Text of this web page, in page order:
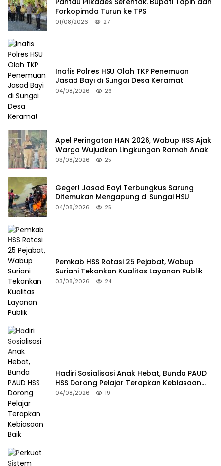
Forkopimda Turun ke TPS
01/08/2026 27
Inafis Polres HSU Olah TKP Penemuan
Jasad Bayi di Sungai Desa Keramat
04/08/2026 26
Apel Peringatan HAN 2026, Wabup HSS Ajak
Warga Wujudkan Lingkungan Ramah Anak
03/08/2026 25
Geger! Jasad Bayi Terbungkus Sarung
Ditemukan Mengapung di Sungai HSU
04/08/2026 25
Pemkab HSS Rotasi 25 Pejabat, Wabup
Suriani Tekankan Kualitas Layanan Publik
03/08/2026 24
Hadiri Sosialisasi Anak Hebat, Bunda PAUD
HSS Dorong Pelajar Terapkan Kebiasaan
Baik
04/08/2026 19